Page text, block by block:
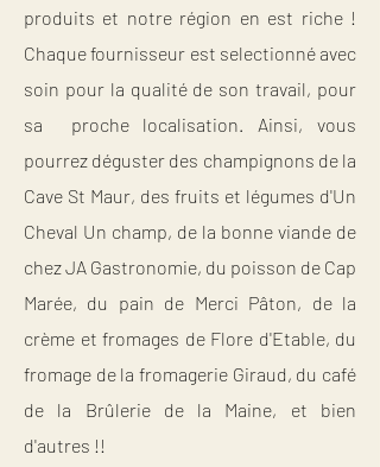
produits et notre région en est riche !
Chaque fournisseur est selectionné avec
soin pour la qualité de son travail, pour
sa proche localisation. Ainsi, vous
pourrez déguster des champignons de la
Cave St Maur, des fruits et légumes d'Un
Cheval Un champ, de la bonne viande de
chez JA Gastronomie, du poisson de Cap
Marée, du pain de Merci Pâton, de la
crème et fromages de Flore d'Etable, du
fromage de la fromagerie Giraud, du café
de la Brûlerie de la Maine, et bien
d'autres !!